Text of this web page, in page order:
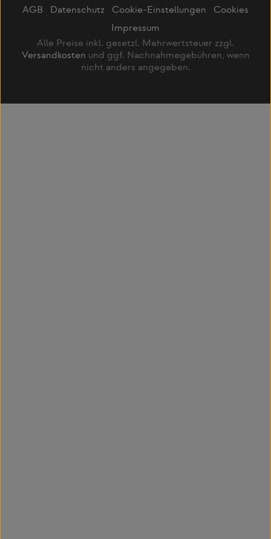
AGB Datenschutz Cookie-Einstellungen
Cookies
Impressum
Alle Preise inkl. gesetzl. Mehrwertsteuer zzgl.
Versandkosten und ggf. Nachnahmegebühren, wenn
nicht anders angegeben.